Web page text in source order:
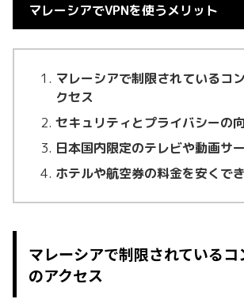
マレーシアでVPNを使うメリット
マレーシアで制限されているコ
クセス
セキュリティとプライバシーの
日本国内限定のテレビや動画サ
ホテルや航空券の料金を安くで
マレーシアで制限されている
のアクセス